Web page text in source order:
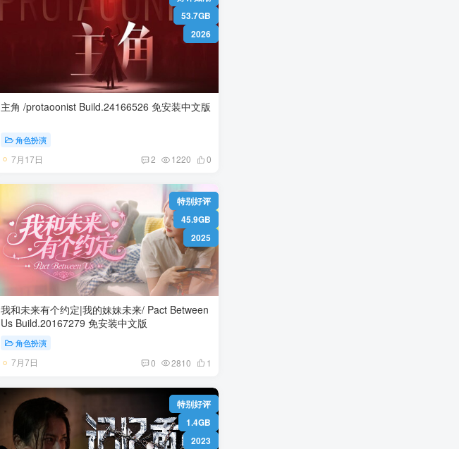
53.7GB
2026
主角 /protaoonist Build.24166526 免安装中文版
角色扮演
7月17日 2 1220 0
特别好评
45.9GB
2025
我和未来有个约定|我的妹妹未来/ Pact Between
Us Build.20167279 免安装中文版
角色扮演
7月7日 0 2810 1
特别好评
1.4GB
2023